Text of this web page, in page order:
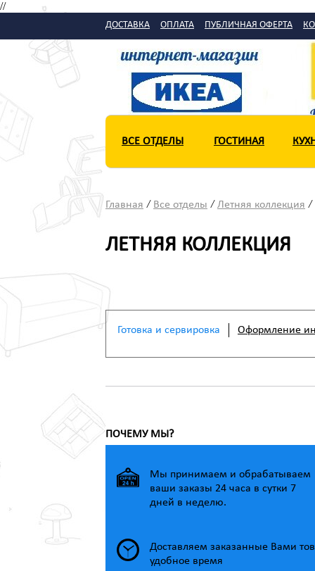
//
ДОСТАВКА ОПЛАТА ПУБЛИЧНАЯ ОФЕРТА
ВСЕ ОТДЕЛЫ ГОСТИНАЯ
Главная / Все отделы / Летняя коллекция /
ЛЕТНЯЯ КОЛЛЕКЦИЯ
Готовка и сервировка Оформление
ПОЧЕМУ МЫ?
Мы принимаем и обрабатываем
ваши заказы 24 часа в сутки 7
дней в неделю.
Доставляем заказанные Вами
удобное время